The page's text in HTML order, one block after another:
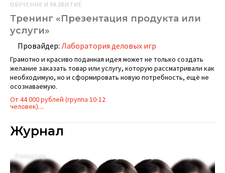
ОБУЧЕНИЕ И РАЗВИТИЕ
Тренинг «Презентация продукта или
услуги»
Провайдер: Лаборатория деловых игр
Грамотно и красиво поданная идея может не только создать
желание заказать товар или услугу, которую рассматривали как
необходимую, но и сформировать новую потребность, ещё не
осознаваемую.
От 44 000 рублей (группа 10-12
человек)....
Журнал
Репортаж